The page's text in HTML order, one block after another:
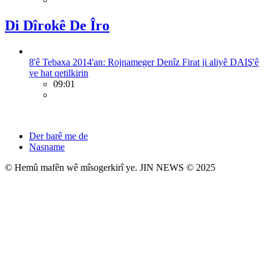
Di Dîrokê De Îro
8'ê Tebaxa 2014'an: Rojnameger Denîz Firat ji aliyê DAIŞ'ê
ve hat qetilkirin
09:01
Der barê me de
Nasname
© Hemû mafên wê mîsogerkirî ye. JIN NEWS © 2025